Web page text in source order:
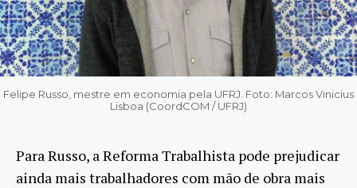
Felipe Russo, mestre em economia pela UFRJ. Foto: Marcos Vinicius
Lisboa (CoordCOM / UFRJ)
Para Russo, a Reforma Trabalhista pode prejudicar
ainda mais trabalhadores com mão de obra mais